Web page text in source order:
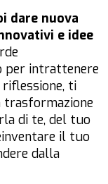
dare nuova
e idee
per intrattenere
ti
trasformazione
di te, del tuo
il tuo
dalla